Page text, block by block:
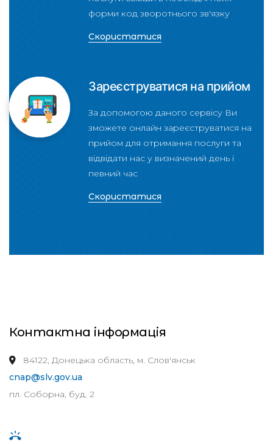
форми код зворотнього зв'язку
Скористатися
Зареєструватися на прийом
За допомогою даного сервісу Ви
зможете онлайн зареєструватися на
прийом для отримання послуги та
відвідати нас у визначений день і
певний час
Скористатися
Контактна інформація
84122, Донецька область, м. Слов'янськ
cnap@slv.gov.ua
пл. Соборна, буд. 2